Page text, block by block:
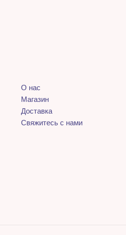
О нас
Магазин
Доставка
Свяжитесь с нами